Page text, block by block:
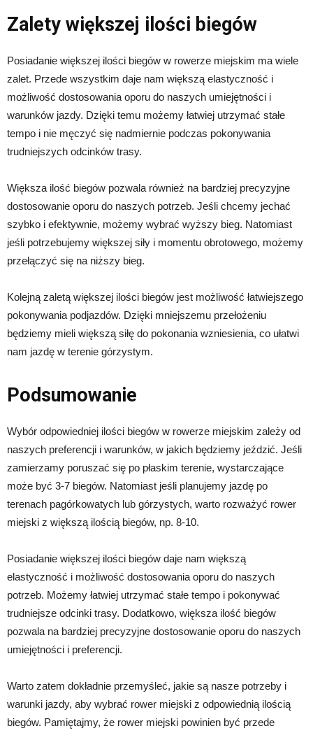
Zalety większej ilości biegów
Posiadanie większej ilości biegów w rowerze miejskim ma wiele
zalet. Przede wszystkim daje nam większą elastyczność i
możliwość dostosowania oporu do naszych umiejętności i
warunków jazdy. Dzięki temu możemy łatwiej utrzymać stałe
tempo i nie męczyć się nadmiernie podczas pokonywania
trudniejszych odcinków trasy.
Większa ilość biegów pozwala również na bardziej precyzyjne
dostosowanie oporu do naszych potrzeb. Jeśli chcemy jechać
szybko i efektywnie, możemy wybrać wyższy bieg. Natomiast
jeśli potrzebujemy większej siły i momentu obrotowego, możemy
przełączyć się na niższy bieg.
Kolejną zaletą większej ilości biegów jest możliwość łatwiejszego
pokonywania podjazdów. Dzięki mniejszemu przełożeniu
będziemy mieli większą siłę do pokonania wzniesienia, co ułatwi
nam jazdę w terenie górzystym.
Podsumowanie
Wybór odpowiedniej ilości biegów w rowerze miejskim zależy od
naszych preferencji i warunków, w jakich będziemy jeździć. Jeśli
zamierzamy poruszać się po płaskim terenie, wystarczające
może być 3-7 biegów. Natomiast jeśli planujemy jazdę po
terenach pagórkowatych lub górzystych, warto rozważyć rower
miejski z większą ilością biegów, np. 8-10.
Posiadanie większej ilości biegów daje nam większą
elastyczność i możliwość dostosowania oporu do naszych
potrzeb. Możemy łatwiej utrzymać stałe tempo i pokonywać
trudniejsze odcinki trasy. Dodatkowo, większa ilość biegów
pozwala na bardziej precyzyjne dostosowanie oporu do naszych
umiejętności i preferencji.
Warto zatem dokładnie przemyśleć, jakie są nasze potrzeby i
warunki jazdy, aby wybrać rower miejski z odpowiednią ilością
biegów. Pamiętajmy, że rower miejski powinien być przede